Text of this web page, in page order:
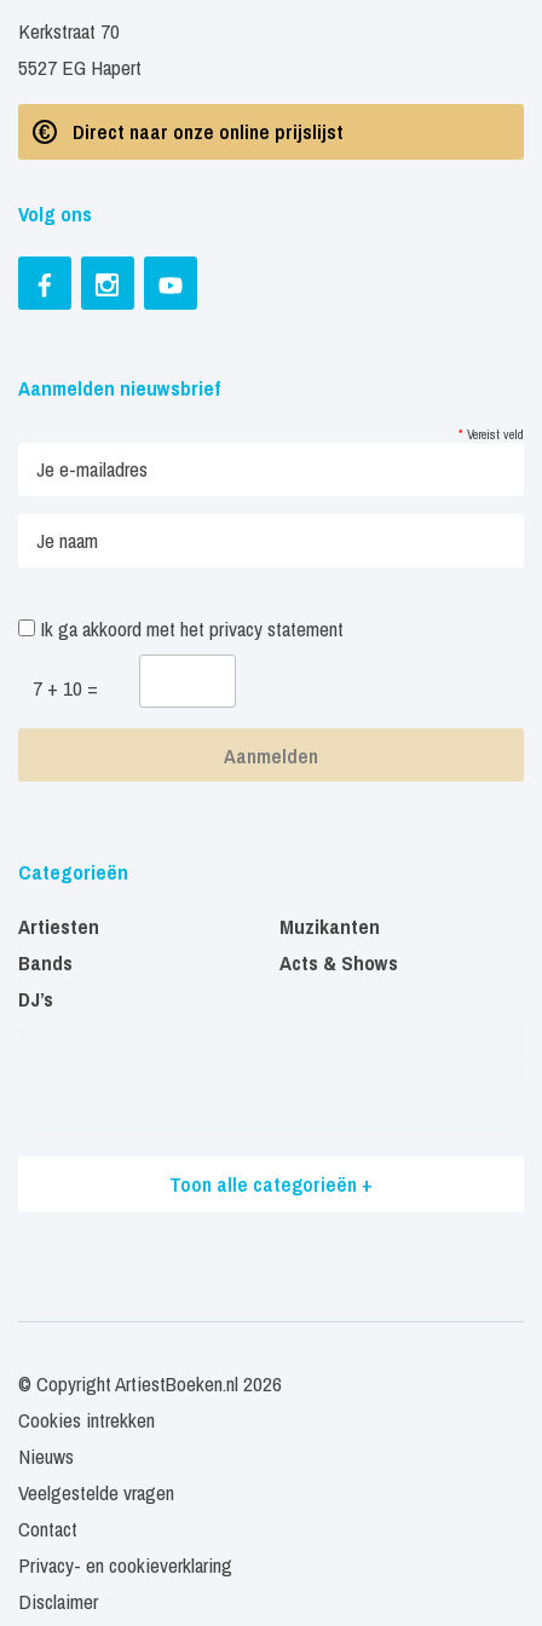
Kerkstraat 70
5527 EG Hapert
Direct naar onze online prijslijst
Volg ons
Aanmelden nieuwsbrief
* Vereist veld
Ik ga akkoord met het privacy statement
7 + 10 =
Categorieën
Artiesten
Bands
DJ’s
Muzikanten
Acts & Shows
Toon alle categorieën +
© Copyright ArtiestBoeken.nl 2026
Cookies intrekken
Nieuws
Veelgestelde vragen
Contact
Privacy- en cookieverklaring
Disclaimer